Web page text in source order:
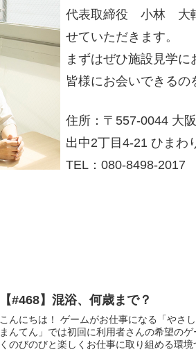
代表取締役 小林 大輔
せていただきます。
まずはぜひ施設見学に
皆様にお会いできるの
住所：〒557-0044 大
出中2丁目4-21 ひまわ
TEL：080-8498-2017
【#468】混浴、何歳まで？
こんにちは！ ゲームがお仕事になる「やさ
まんてん」では初回に利用者さんの希望の
くのびのびと楽しくお仕事に取り組める環境